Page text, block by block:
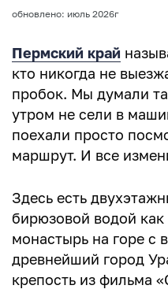
Маршруты на выходные – 2
7. Усьва – Губаха
8. Чусовой – монастыри
Маршруты по Пермскому
9. Красновишерск –
11. Сплав по реке Чусовой
Малоизвестные маршруты
Как планировать маршрут
обновлено: июль 2026г
Пермский край
кто никогда не
пробок. Мы думали
утром не сели в
поехали просто
маршрут. И все
Здесь есть
бирюзовой водой
монастырь на горе с
древнейший город
крепость из фильма